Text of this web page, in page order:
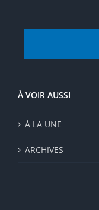
À VOIR AUSSI
À LA UNE
ARCHIVES